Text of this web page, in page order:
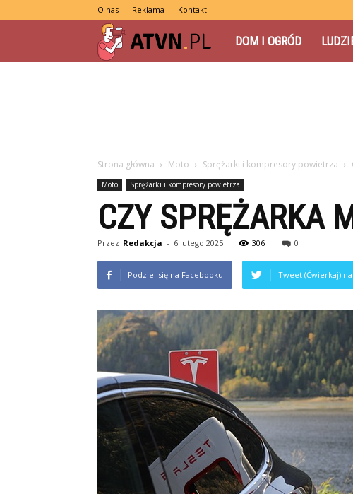
O nas Reklama Kontakt
atvn.pl
DOM I OGRÓD
Strona główna Moto Sprężarki i kompresory powietrza
Moto Sprężarki i kompresory powietrza
CZY SPRĘŻARKA
Przez Redakcja - 6 lutego 2025 306 0
Podziel się na Facebooku Tweet (Ćwierkaj)